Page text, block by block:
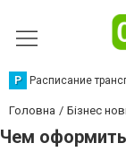
Р Расписание
Головна Бізнес
Чем оформить